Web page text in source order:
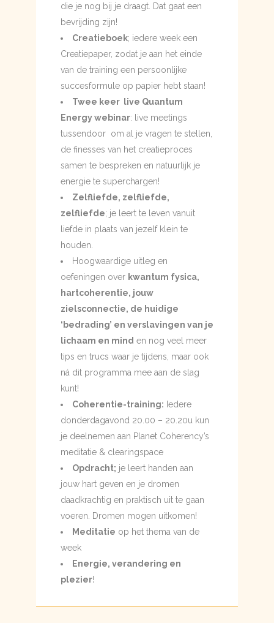
die je nog bij je draagt. Dat gaat een
bevrijding zijn!
Creatieboek; iedere week een
Creatiepaper, zodat je aan het einde
van de training een persoonlijke
succesformule op papier hebt staan!
Twee keer live Quantum
Energy webinar: live meetings
tussendoor om al je vragen te stellen,
de finesses van het creatieproces
samen te bespreken en natuurlijk je
energie te superchargen!
Zelfliefde, zelfliefde,
zelfliefde; je leert te leven vanuit
liefde in plaats van jezelf klein te
houden.
Hoogwaardige uitleg en
oefeningen over kwantum fysica,
hartcoherentie, jouw
zielsconnectie, de huidige
‘bedrading’ en verslavingen van je
lichaam en mind en nog veel meer
tips en trucs waar je tijdens, maar ook
ná dit programma mee aan de slag
kunt!
Coherentie-training: Iedere
donderdagavond 20.00 – 20.20u kun
je deelnemen aan Planet Coherency’s
meditatie & clearingspace
Opdracht; je leert handen aan
jouw hart geven en je dromen
daadkrachtig en praktisch uit te gaan
voeren. Dromen mogen uitkomen!
Meditatie op het thema van de
week
Energie, verandering en
plezier!